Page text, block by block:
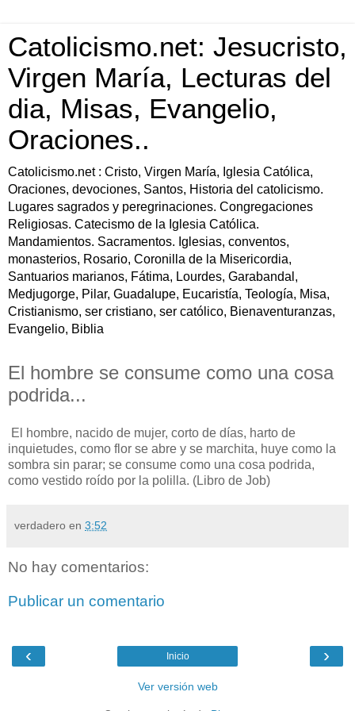
Catolicismo.net: Jesucristo,
Virgen María, Lecturas del
dia, Misas, Evangelio,
Oraciones..
Catolicismo.net : Cristo, Virgen María, Iglesia Católica,
Oraciones, devociones, Santos, Historia del catolicismo.
Lugares sagrados y peregrinaciones. Congregaciones
Religiosas. Catecismo de la Iglesia Católica.
Mandamientos. Sacramentos. Iglesias, conventos,
monasterios, Rosario, Coronilla de la Misericordia,
Santuarios marianos, Fátima, Lourdes, Garabandal,
Medjugorge, Pilar, Guadalupe, Eucaristía, Teología, Misa,
Cristianismo, ser cristiano, ser católico, Bienaventuranzas,
Evangelio, Biblia
El hombre se consume como una cosa
podrida...
El hombre, nacido de mujer, corto de días, harto de
inquietudes, como flor se abre y se marchita, huye como la
sombra sin parar; se consume como una cosa podrida,
como vestido roído por la polilla. (Libro de Job)
verdadero en 3:52
No hay comentarios:
Publicar un comentario
‹ ›
Inicio
Ver versión web